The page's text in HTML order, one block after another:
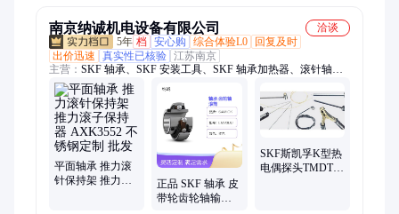
南京纳诚机电设备有限公司
洽谈
5年 档 安心购 综合体验L0
回复及时
出价迅速
真实性已核验 江苏南京
主营： SKF 轴承、SKF 安装工具、SKF 轴承加热器、滚针轴
承、SKF 激光对中仪、INA轴承、SKF 油脂泵、各品牌进口轴
承、FAG轴承、NSK轴承、进口轴承
平面轴承 推力滚
针保持架 推力滚
正品 SKF 轴承 皮
带轮齿轮轴输送
SKF斯凯孚K型热
电偶探头TMDT2-